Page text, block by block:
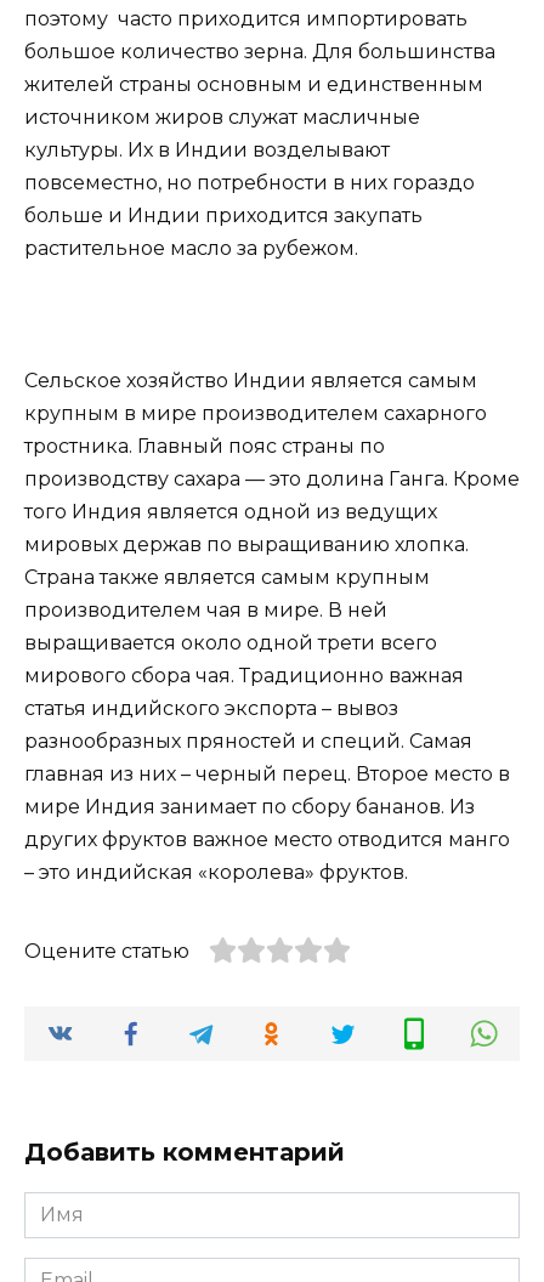
поэтому часто приходится импортировать
большое количество зерна. Для большинства
жителей страны основным и единственным
источником жиров служат масличные
культуры. Их в Индии возделывают
повсеместно, но потребности в них гораздо
больше и Индии приходится закупать
растительное масло за рубежом.
Сельское хозяйство Индии является самым
крупным в мире производителем сахарного
тростника. Главный пояс страны по
производству сахара — это долина Ганга. Кроме
того Индия является одной из ведущих
мировых держав по выращиванию хлопка.
Страна также является самым крупным
производителем чая в мире. В ней
выращивается около одной трети всего
мирового сбора чая. Традиционно важная
статья индийского экспорта – вывоз
разнообразных пряностей и специй. Самая
главная из них – черный перец. Второе место в
мире Индия занимает по сбору бананов. Из
других фруктов важное место отводится манго
– это индийская «королева» фруктов.
Оцените статью
Добавить комментарий
Имя
*
Email